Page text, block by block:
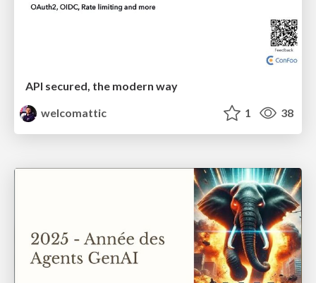
API secured, the modern way
welcomattic
1 38